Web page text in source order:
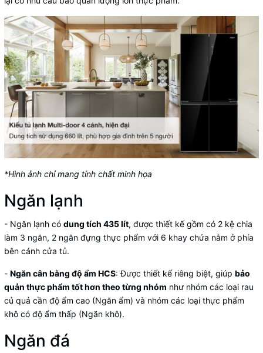
*Hình ảnh chỉ mang tính chất minh họa
Ngăn lạnh
- Ngăn lạnh có dung tích 435 lít, được thiết kế gồm có 2 kệ chia
làm 3 ngăn, 2 ngăn đựng thực phẩm với 6 khay chứa nằm ở phía
bên cánh cửa tủ.
- Ngăn cân bằng độ ẩm HCS: Được thiết kế riêng biệt, giúp bảo
quản thực phẩm tốt hơn theo từng nhóm như nhóm các loại rau
củ quả cần độ ẩm cao (Ngăn ẩm) và nhóm các loại thực phẩm
khô có độ ẩm thấp (Ngăn khô).
Ngăn đá